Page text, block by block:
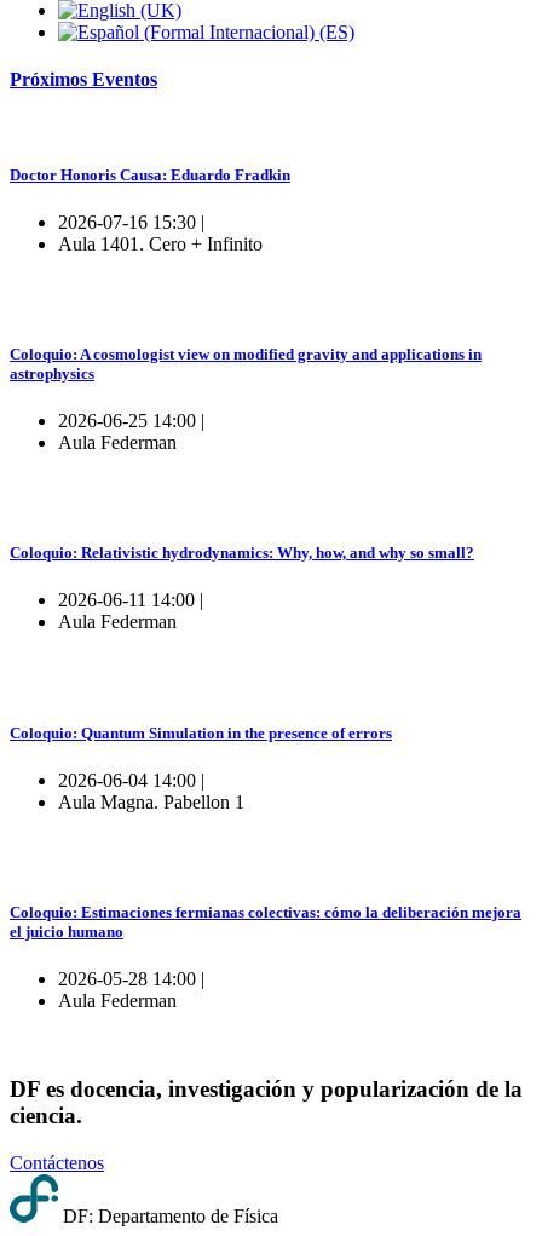
Próximos Eventos
Doctor Honoris Causa: Eduardo Fradkin
2026-07-16 15:30 |
Aula 1401. Cero + Infinito
Coloquio: A cosmologist view on modified gravity and applications in
astrophysics
2026-06-25 14:00 |
Aula Federman
Coloquio: Relativistic hydrodynamics: Why, how, and why so small?
2026-06-11 14:00 |
Aula Federman
Coloquio: Quantum Simulation in the presence of errors
2026-06-04 14:00 |
Aula Magna. Pabellon 1
Coloquio: Estimaciones fermianas colectivas: cómo la deliberación mejora
el juicio humano
2026-05-28 14:00 |
Aula Federman
DF es docencia, investigación y popularización de la
ciencia.
Contáctenos
DF: Departamento de Física